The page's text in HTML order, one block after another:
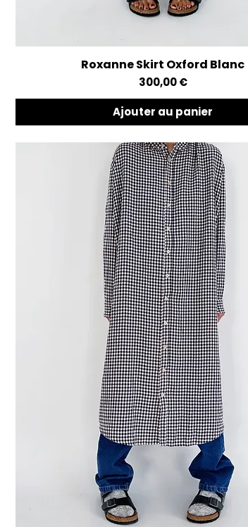
Aperçu rapide
Roxanne Skirt Oxford Blanc
Prix
300,00 €
Ajouter au panier